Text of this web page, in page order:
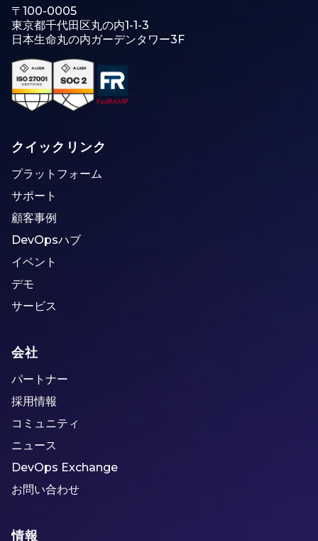
〒100-0005
東京都千代田区丸の内1-1-3
日本生命丸の内ガーデンタワー3F
クイックリンク
プラットフォーム
サポート
顧客事例
DevOpsハブ
イベント
デモ
サービス
会社
パートナー
採用情報
コミュニティ
ニュース
DevOps Exchange
お問い合わせ
情報